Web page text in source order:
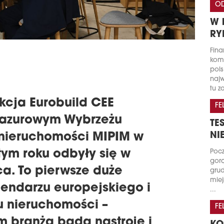
Eurobuild CEE
Wybrzeżu
MIPIM w
roku odbyły się w
To pierwsze duże
europejskiego i
nieruchomości –
W
tu
...